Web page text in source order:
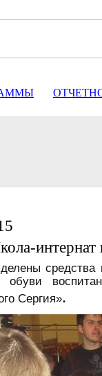
интернат
средства
обуви
Сергия».